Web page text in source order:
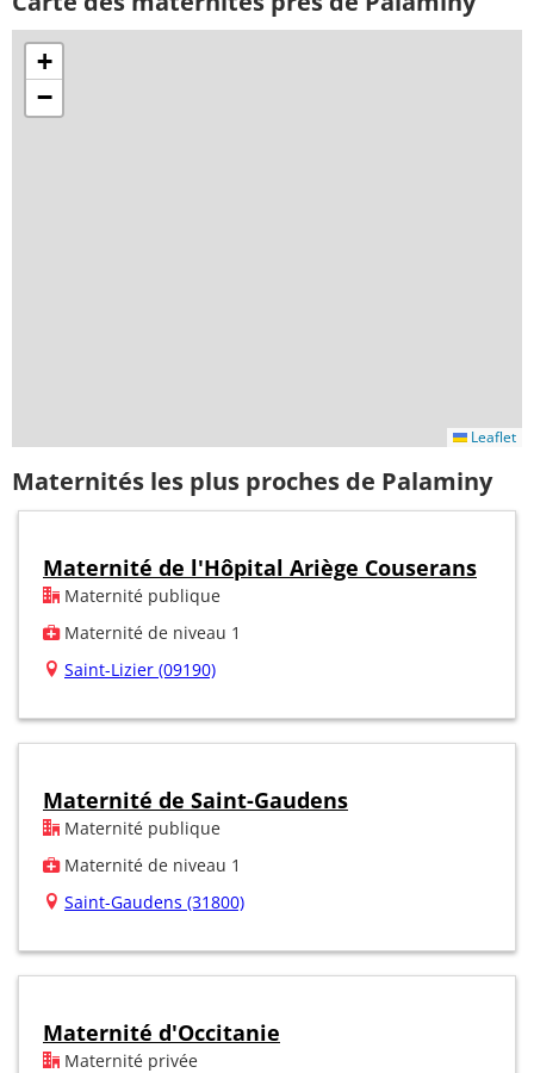
+
−
Leaflet
Maternités les plus proches de Palaminy
Maternité de l'Hôpital Ariège Couserans
Maternité publique
Maternité de niveau 1
Saint-Lizier (09190)
Maternité de Saint-Gaudens
Maternité publique
Maternité de niveau 1
Saint-Gaudens (31800)
Maternité d'Occitanie
Maternité privée